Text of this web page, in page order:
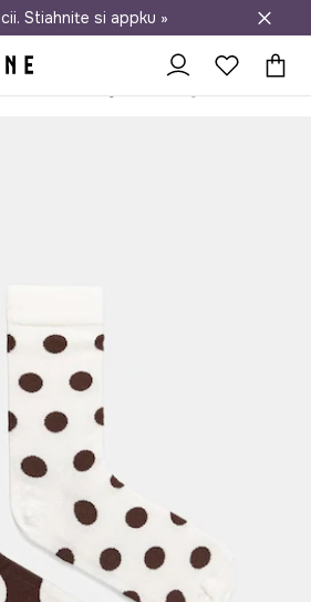
zadarmo od 50 €
Stiahnite si appku »